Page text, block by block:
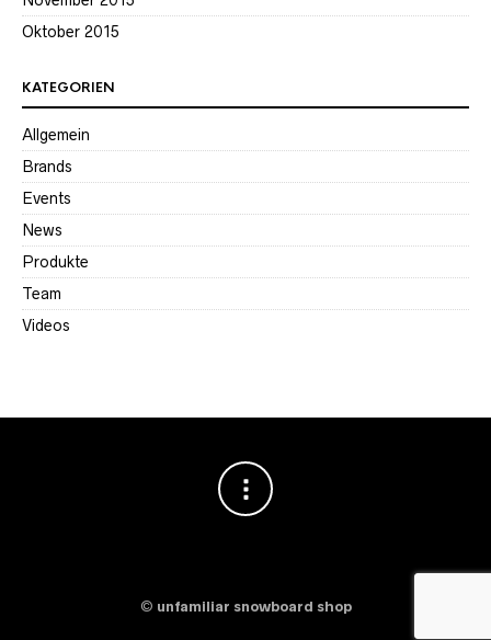
Oktober 2015
KATEGORIEN
Allgemein
Brands
Events
News
Produkte
Team
Videos
© unfamiliar snowboard shop